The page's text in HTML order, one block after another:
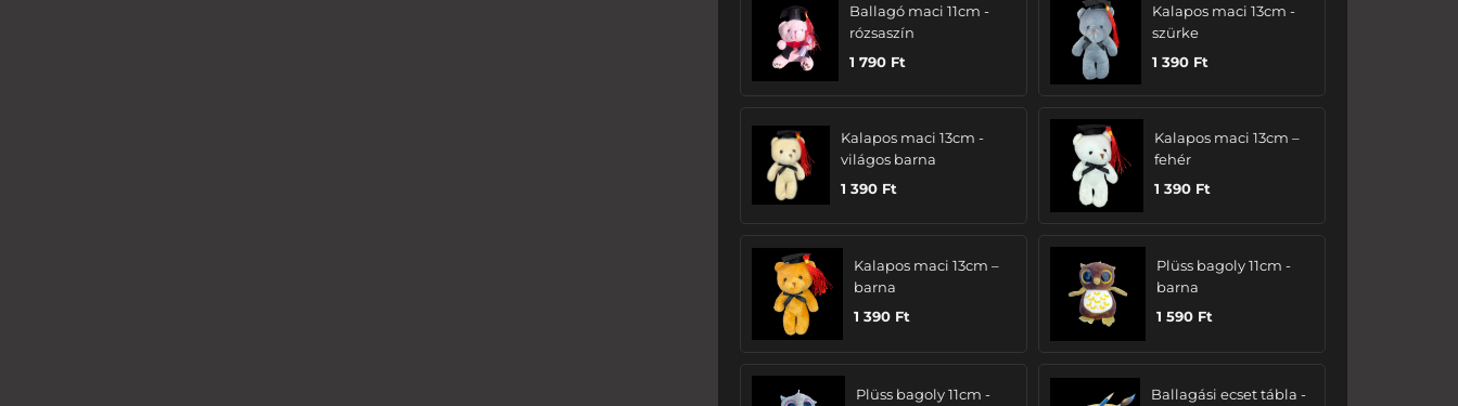
Ballagó maci 11cm -
rózsaszín
1 790 Ft
Kalapos maci 13cm -
szürke
1 390 Ft
Kalapos maci 13cm -
világos barna
1 390 Ft
Kalapos maci 13cm –
fehér
1 390 Ft
Kalapos maci 13cm –
barna
1 390 Ft
Plüss bagoly 11cm -
barna
1 590 Ft
Plüss bagoly 11cm -
Ballagási ecset tábla -